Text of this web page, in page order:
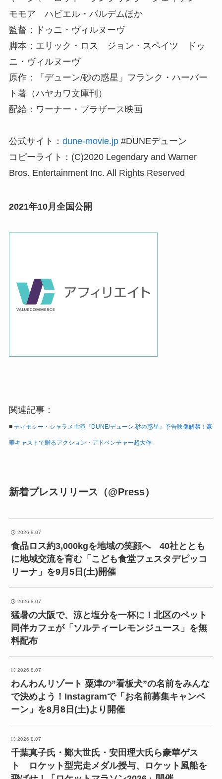
モモア ハビエル・バルデムほか
監督：ドゥニ・ヴィルヌーヴ
脚本：エリック・ロス ジョン・スペイツ ドゥ
ニ・ヴィルヌーヴ
原作：「デューン/砂の惑星」フランク・ハーバー
ト著（ハヤカワ文庫刊）
配給：ワーナー・ブラザース映画
公式サイト： dune-movie.jp#DUNEデューン
コピーライト：(C)2020 Legendary and Warner
Bros. Entertainment Inc. All Rights Reserved
2021年10月全国公開
関連記事：
■ ティモシー・シャラメ主演『DUNE/デューン 砂の惑星』予告映像解禁！豪
華キャストで贈るアクション・アドベンチャー超大作
新着プレスリリース（@Press）
2026.8.07
食品ロス約3,000kgを地域の笑顔へ 40社ととも
に地域交流を育む「こども食堂フェスタデピッコ
リーナ」を9月5日(土)開催
2026.8.07
猛暑の大阪で、涼と塩分を一杯に！北区のペット
同伴カフェが「ソルティーレモンジュース」を無
料配布
2026.8.07
わんわんリゾート 粟津の”看板犬”の名前をみんな
で決めよう！Instagramで「お名前募集キャンペ
ーン」を8月8日(土)より開催
2026.8.07
千葉真子氏・鄭大世氏・安田理大氏ら豪華ゲス
ト ロケット型完走メダル授与、ロケット風船を